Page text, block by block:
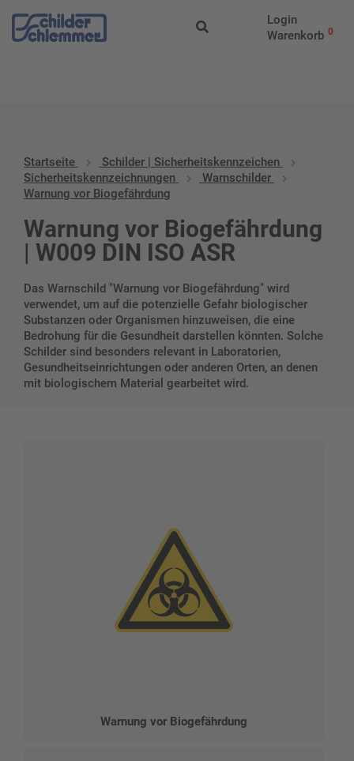
Login
Warenkorb 0
Sicherheitskennzeichen
Sicherheitskennzeichnungen/
vor Biogefährdung
Startseite
Schilder | Sicherheitskennzeichen
Sicherheitskennzeichnungen
Warnschilder
Warnung vor Biogefährdung
Warnung vor Biogefährdung
| W009 DIN ISO ASR
Das Warnschild "Warnung vor Biogefährdung" wird
verwendet, um auf die potenzielle Gefahr biologischer
Substanzen oder Organismen hinzuweisen, die eine
Bedrohung für die Gesundheit darstellen könnten. Solche
Schilder sind besonders relevant in Laboratorien,
Gesundheitseinrichtungen oder anderen Orten, an denen
mit biologischem Material gearbeitet wird.
Warnung vor Biogefährdung